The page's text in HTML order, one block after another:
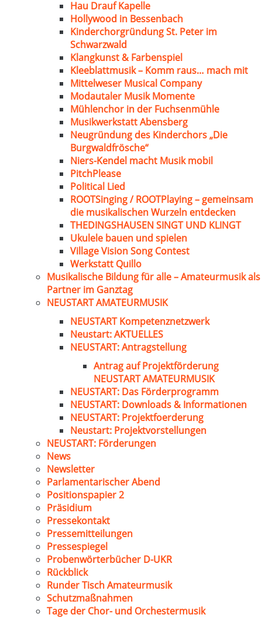
Hau Drauf Kapelle
Hollywood in Bessenbach
Kinderchorgründung St. Peter im
Schwarzwald
Klangkunst & Farbenspiel
Kleeblattmusik – Komm raus… mach mit
Mittelweser Musical Company
Modautaler Musik Momente
Mühlenchor in der Fuchsenmühle
Musikwerkstatt Abensberg
Neugründung des Kinderchors „Die
Burgwaldfrösche“
Niers-Kendel macht Musik mobil
PitchPlease
Political Lied
ROOTSinging / ROOTPlaying – gemeinsam
die musikalischen Wurzeln entdecken
THEDINGSHAUSEN SINGT UND KLINGT
Ukulele bauen und spielen
Village Vision Song Contest
Werkstatt Quillo
Musikalische Bildung für alle – Amateurmusik als
Partner im Ganztag
NEUSTART AMATEURMUSIK
NEUSTART Kompetenznetzwerk
Neustart: AKTUELLES
NEUSTART: Antragstellung
Antrag auf Projektförderung
NEUSTART AMATEURMUSIK
NEUSTART: Das Förderprogramm
NEUSTART: Downloads & Informationen
NEUSTART: Projektfoerderung
Neustart: Projektvorstellungen
NEUSTART: Förderungen
News
Newsletter
Parlamentarischer Abend
Positionspapier 2
Präsidium
Pressekontakt
Pressemitteilungen
Pressespiegel
Probenwörterbücher D-UKR
Rückblick
Runder Tisch Amateurmusik
Schutzmaßnahmen
Tage der Chor- und Orchestermusik